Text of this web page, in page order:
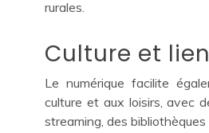
rurales.
Culture et
Le numérique facilite
culture et aux loisirs, avec
streaming, des